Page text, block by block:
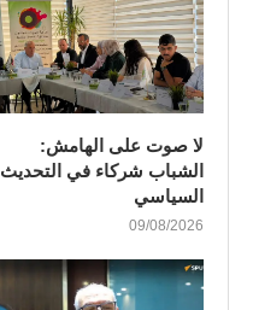
لا صوت على الهامش:
الشباب شركاء في التحديث
السياسي
09/08/2026